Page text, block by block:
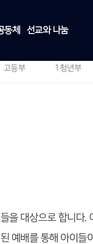
동체 선교와 나눔
고등부 1청년부
을 대상으로 합니다.
예배를 통해 아이들